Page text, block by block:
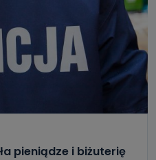
pieniądze i biżuterię